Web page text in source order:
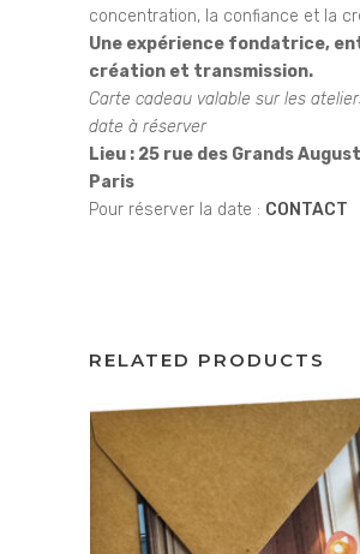
concentration, la confiance et la
Une expérience fondatrice,
création et transmission.
Carte cadeau valable sur les
date à réserver
Lieu : 25 rue des Grands
Paris
Pour réserver la date : CONTACT
RELATED PRODUCTS